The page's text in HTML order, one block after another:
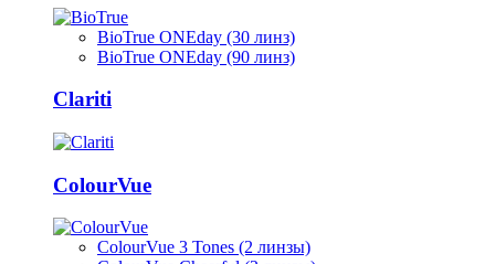
BioTrue ONEday (30 линз)
BioTrue ONEday (90 линз)
Clariti
ColourVue
ColourVue 3 Tones (2 линзы)